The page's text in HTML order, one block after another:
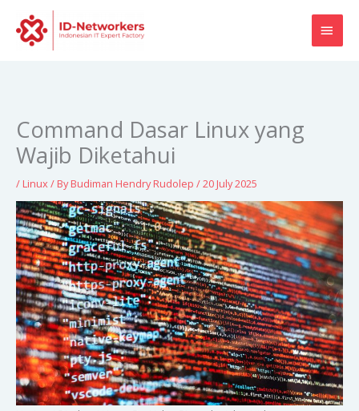
content
Command Dasar Linux yang
Wajib Diketahui
/ Linux/ ByBudiman Hendry Rudolep /20 July 2025